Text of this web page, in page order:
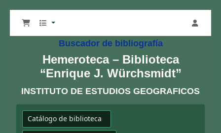
Buscador de bibliografía
Hemeroteca – Biblioteca
“Enrique J. Würchsmidt”
INSTITUTO DE ESTUDIOS GEOGRAFICOS
Buscar en el catálogo por: